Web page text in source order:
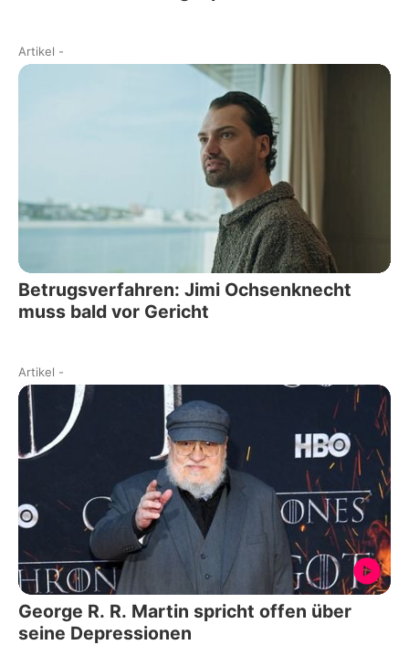
Artikel -
Betrugsverfahren: Jimi Ochsenknecht
muss bald vor Gericht
Artikel -
George R. R. Martin spricht offen über
seine Depressionen